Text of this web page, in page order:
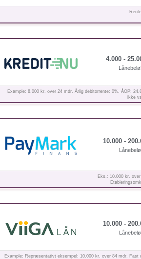
4.000 -
Example: 8.000 kr. over 24 mdr. Årlig debitorrente: 0%. ÅOP:
ikke
10.000 -
Eks.: 10.000 kr.
10.000 -
Example: Repræsentativt eksempel: 10.000 kr. over 84 mdr. Fast